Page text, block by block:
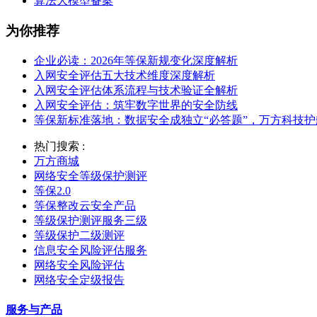
为你推荐
企业必读：2026年等保新规变化深度解析
入网安全评估五大技术维度深度解析
入网安全评估体系流程与技术验证全解析
入网安全评估：筑牢数字世界的安全防线
等保新标准落地：数据安全成独立“必答题”，万方科技
热门搜索 :
万方商城
网络安全等级保护测评
等保2.0
等保整改云安全产品
等级保护测评服务三级
等级保护二级测评
信息安全风险评估服务
网络安全风险评估
网络安全定级报告
服务与产品